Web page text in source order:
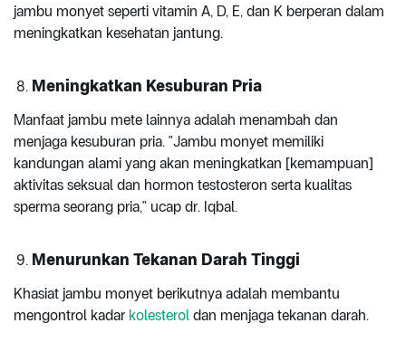
jambu monyet seperti vitamin A, D, E, dan K berperan dalam
meningkatkan kesehatan jantung.
Meningkatkan Kesuburan Pria
Manfaat jambu mete lainnya adalah menambah dan
menjaga kesuburan pria. "Jambu monyet memiliki
kandungan alami yang akan meningkatkan [kemampuan]
aktivitas seksual dan hormon testosteron serta kualitas
sperma seorang pria," ucap dr. Iqbal.
Menurunkan Tekanan Darah Tinggi
Khasiat jambu monyet berikutnya adalah membantu
mengontrol kadar kolesterol dan menjaga tekanan darah.